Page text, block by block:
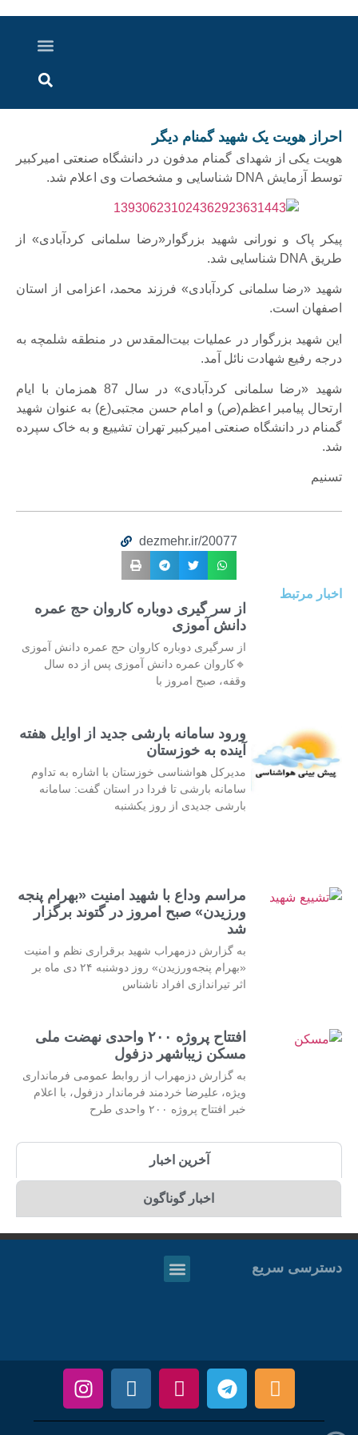
احراز هویت یک شهید گمنام دیگر
هویت یکی از شهدای گمنام مدفون در دانشگاه صنعتی امیرکبیر
توسط آزمایش DNA شناسایی و مشخصات وی اعلام شد.
پیکر پاک و نورانی شهید بزرگوار«رضا سلمانی کردآبادی» از
طریق DNA شناسایی شد.
شهید «رضا سلمانی کردآبادی» فرزند محمد، اعزامی از استان
اصفهان است.
این شهید بزرگوار در عملیات بیت‌المقدس در منطقه شلمچه به
درجه رفیع شهادت نائل آمد.
شهید «رضا سلمانی کردآبادی» در سال 87 همزمان با ایام
ارتحال پیامبر اعظم(ص) و امام حسن مجتبی(ع) به عنوان شهید
گمنام در دانشگاه صنعتی امیرکبیر تهران تشییع و به خاک سپرده
شد.
تسنیم
dezmehr.ir/20077
اخبار مرتبط
از سر گیری دوباره کاروان حج عمره
دانش آموزی
از سرگیری دوباره کاروان حج عمره دانش آموزی
🔹کاروان عمره دانش آموزی پس از ده سال
وقفه، صبح امروز با
ورود سامانه بارشی جدید از اوایل هفته
آینده به خوزستان
مدیرکل هواشناسی خوزستان با اشاره به تداوم
سامانه بارشی تا فردا در استان گفت: سامانه
بارشی جدیدی از روز یکشنبه
مراسم وداع با شهید امنیت «بهرام پنجه
ورزیدن» صبح امروز در گتوند برگزار
شد
به گزارش دزمهراب شهید برقراری نظم و امنیت
«بهرام پنجه‌ورزیدن» روز دوشنبه ۲۴ دی ماه بر
اثر تیراندازی افراد ناشناس
افتتاح پروژه ۲۰۰ واحدی نهضت ملی
مسکن زیباشهر دزفول
به گزارش دزمهراب از روابط عمومی فرمانداری
ویژه، علیرضا خردمند فرماندار دزفول، با اعلام
خبر افتتاح پروژه ۲۰۰ واحدی طرح
آخرین اخبار
اخبار گوناگون
دسترسی سریع